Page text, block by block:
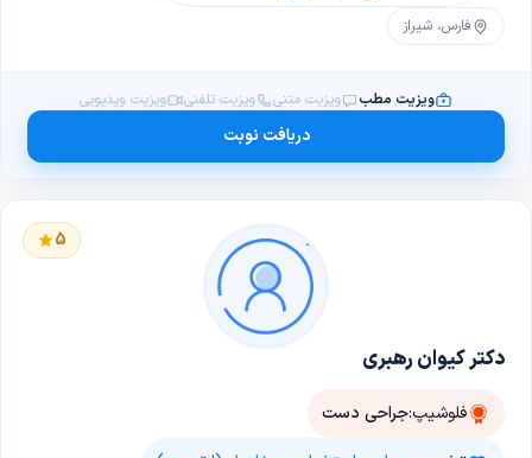
فارس، شیراز
ویزیت مطب ویزیت متنی ویزیت تلفنی ویزیت ویدیویی
دریافت نوبت
5
دکتر کیوان رهبری
فلوشیپ:جراحی دست